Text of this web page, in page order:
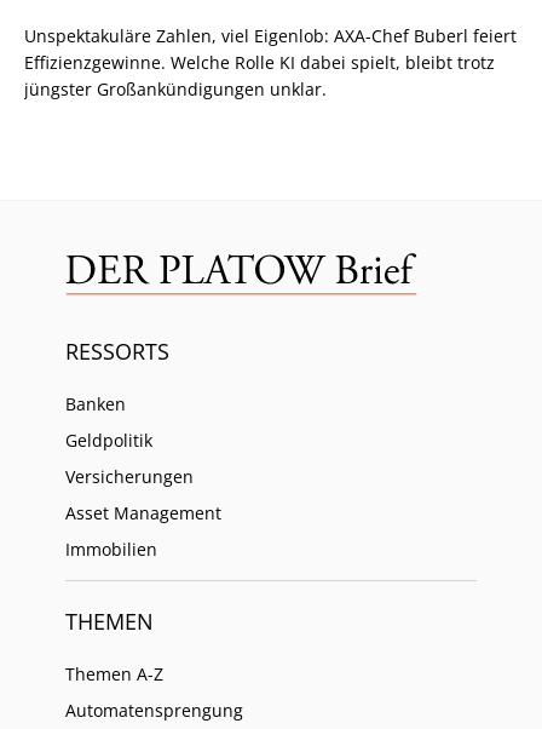
Unspektakuläre Zahlen, viel Eigenlob: AXA-Chef Buberl feiert
Effizienzgewinne. Welche Rolle KI dabei spielt, bleibt trotz
jüngster Großankündigungen unklar.
RESSORTS
Banken
Geldpolitik
Versicherungen
Asset Management
Immobilien
THEMEN
Themen A-Z
Automatensprengung